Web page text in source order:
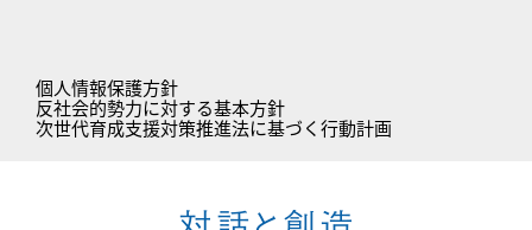
個人情報保護方針
反社会的勢力に対する基本方針
次世代育成支援対策推進法に基づく行動計画